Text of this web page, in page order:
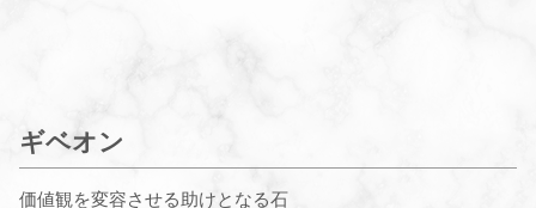
ギベオン
価値観を変容させる助けとなる石